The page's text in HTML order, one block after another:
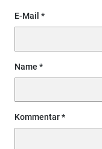
E-Mail
Name
Kommentar